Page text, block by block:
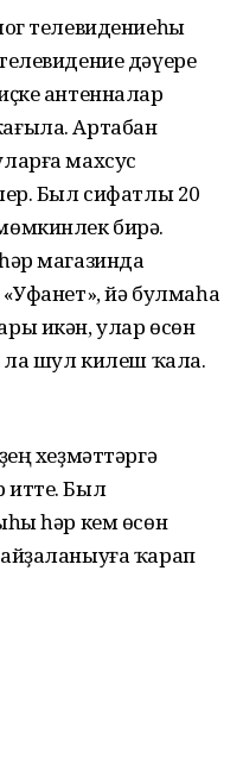
телевидениеһы
дәүере
антенналар
Артабан
махсус
Был сифатлы 20
бирә.
магазинда
йә булмаһа
икән, улар өсөн
ла шул килеш ҡала.
хеҙмәттәргә
итте. Был
һәр кем өсөн
ҡарап